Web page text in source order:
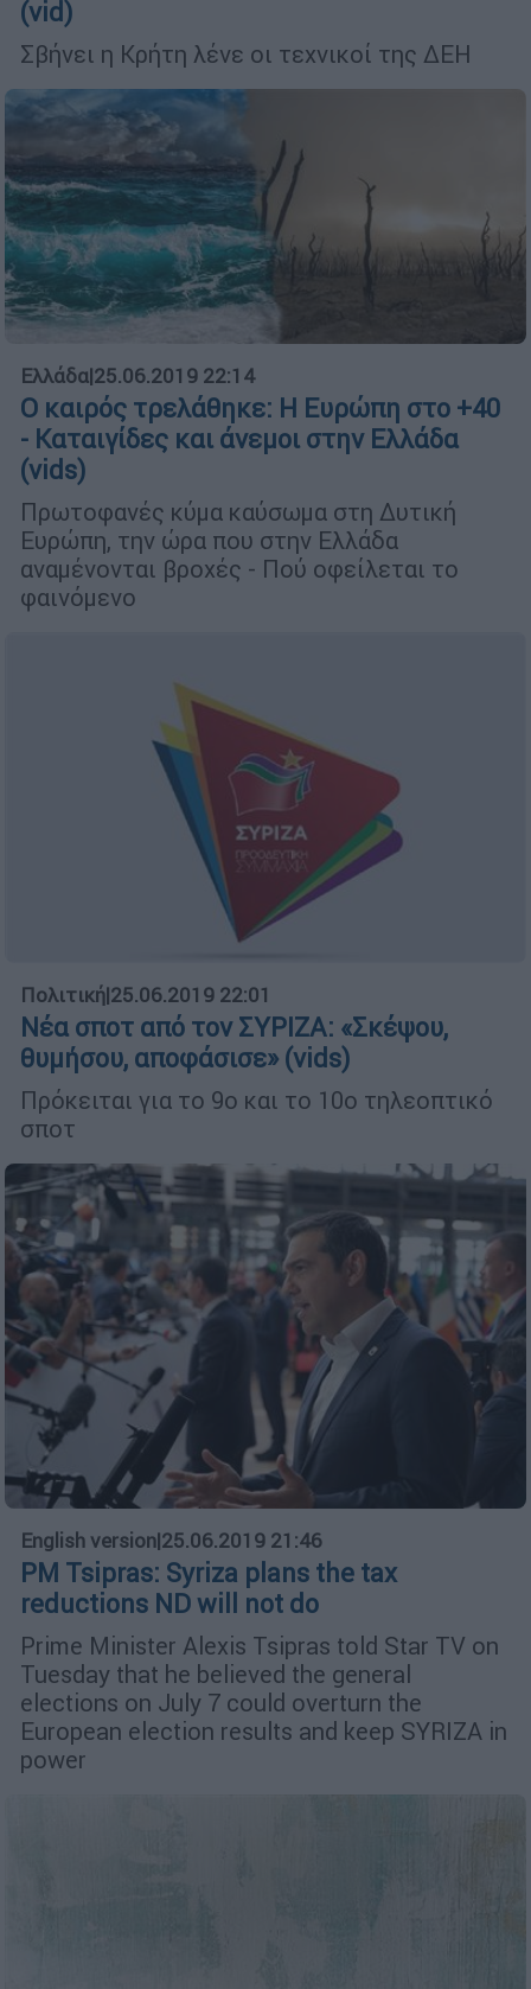
(vid)
Σβήνει η Κρήτη λένε οι τεχνικοί της ΔΕΗ
Ελλάδα|25.06.2019 22:14
Ο καιρός τρελάθηκε: Η Ευρώπη στο +40
- Καταιγίδες και άνεμοι στην Ελλάδα
(vids)
Πρωτοφανές κύμα καύσωμα στη Δυτική
Ευρώπη, την ώρα που στην Ελλάδα
αναμένονται βροχές - Πού οφείλεται το
φαινόμενο
Πολιτική|25.06.2019 22:01
Νέα σποτ από τον ΣΥΡΙΖΑ: «Σκέψου,
θυμήσου, αποφάσισε» (vids)
Πρόκειται για το 9ο και το 10ο τηλεοπτικό
σποτ
English version|25.06.2019 21:46
PM Tsipras: Syriza plans the tax
reductions ND will not do
Prime Minister Alexis Tsipras told Star TV on
Tuesday that he believed the general
elections on July 7 could overturn the
European election results and keep SYRIZA in
power